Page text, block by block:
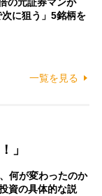
次に狙う」5銘柄を
一覧を見る
」
何が変わったのか
資の具体的な説